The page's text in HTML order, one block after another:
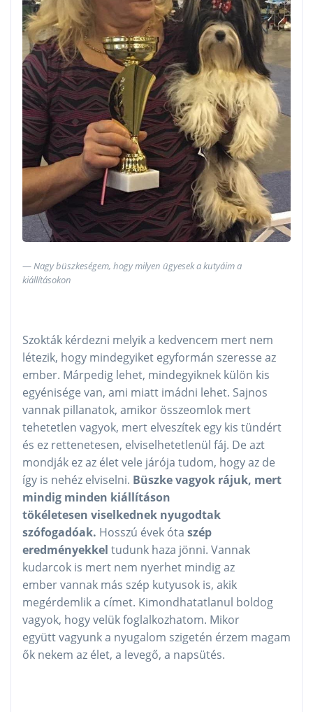
Nagy büszkeségem, hogy milyen ügyesek a kutyáim a
kiállításokon
Szokták kérdezni melyik a kedvencem mert nem
létezik, hogy mindegyiket egyformán szeresse az
ember. Márpedig lehet, mindegyiknek külön kis
egyénisége van, ami miatt imádni lehet. Sajnos
vannak pillanatok, amikor összeomlok mert
tehetetlen vagyok, mert elveszítek egy kis tündért
és ez rettenetesen, elviselhetetlenül fáj. De azt
mondják ez az élet vele járója tudom, hogy az de
így is nehéz elviselni. Büszke vagyok rájuk, mert
mindig minden kiállításon
tökéletesen viselkednek nyugodtak
szófogadóak. Hosszú évek óta szép
eredményekkel tudunk haza jönni. Vannak
kudarcok is mert nem nyerhet mindig az
ember vannak más szép kutyusok is, akik
megérdemlik a címet. Kimondhatatlanul boldog
vagyok, hogy velük foglalkozhatom. Mikor
együtt vagyunk a nyugalom szigetén érzem magam
ők nekem az élet, a levegő, a napsütés.